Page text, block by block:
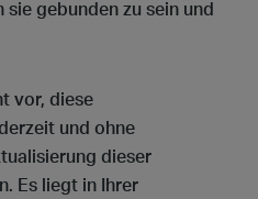
gebunden zu sein und
vor, diese
und ohne
dieser
Es liegt in Ihrer